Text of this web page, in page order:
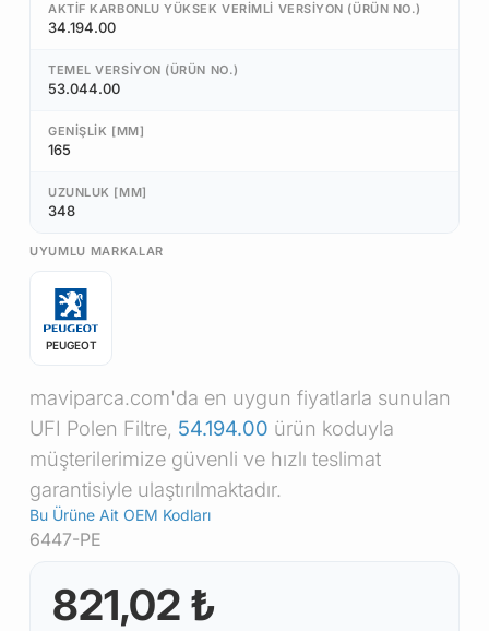
AKTIF KARBONLU YÜKSEK VERIMLI VERSIYON (ÜRÜN NO.)
34.194.00
TEMEL VERSIYON (ÜRÜN NO.)
53.044.00
GENIŞLIK [MM]
165
UZUNLUK [MM]
348
UYUMLU MARKALAR
PEUGEOT
maviparca.com'da en uygun fiyatlarla sunulan
UFI Polen Filtre, 54.194.00 ürün koduyla
müşterilerimize güvenli ve hızlı teslimat
garantisiyle ulaştırılmaktadır.
Bu Ürüne Ait OEM Kodları
6447-PE
821,02 ₺